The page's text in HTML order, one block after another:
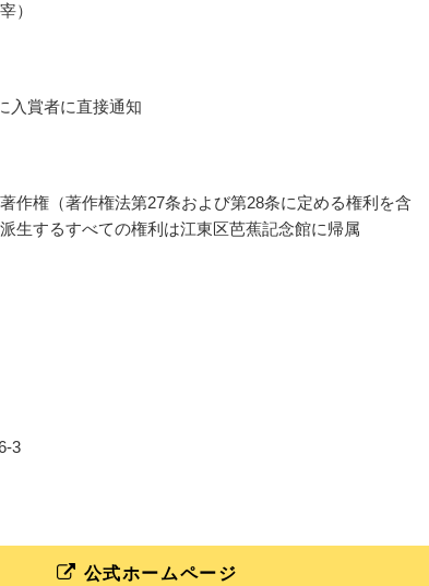
）
入賞者に直接通知
作権（著作権法第27条および第28条に定める権利を含
生するすべての権利は江東区芭蕉記念館に帰属
3
公式ホームページ